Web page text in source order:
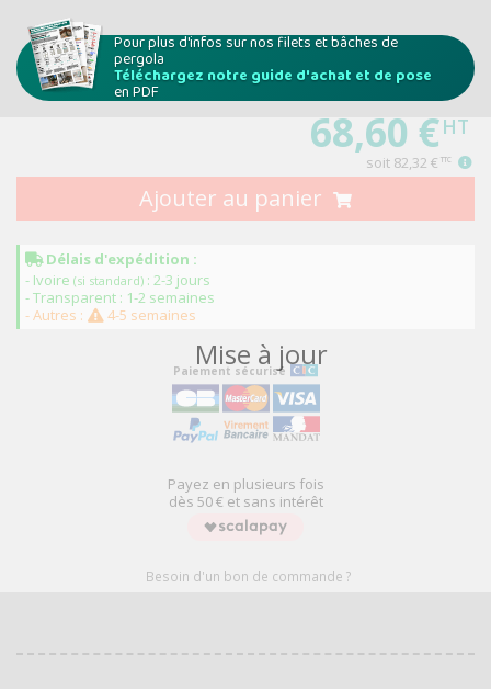
Pour plus d'infos sur nos filets et bâches de
pergola
Téléchargez notre guide d'achat et de pose
en PDF
Mise à jour
68,60 €HT
soit 82,32 € TTC
Ajouter au panier
Délais d'expédition :
- Ivoire (si standard) : 2-3 jours
- Transparent : 1-2 semaines
- Autres :
4-5 semaines
Paiement sécurisé
Payez en plusieurs fois
dès 50 € et sans intérêt
Besoin d'un bon de commande ?